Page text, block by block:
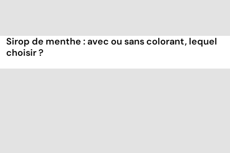
Sirop de menthe : avec ou sans colorant, lequel
choisir ?